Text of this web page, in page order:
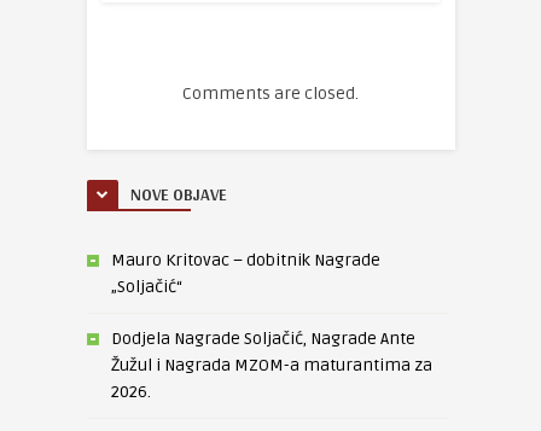
Comments are closed.
NOVE OBJAVE
Mauro Kritovac – dobitnik Nagrade
„Soljačić“
Dodjela Nagrade Soljačić, Nagrade Ante
Žužul i Nagrada MZOM-a maturantima za
2026.